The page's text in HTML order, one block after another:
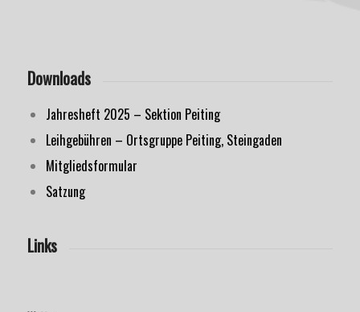
Downloads
Jahresheft 2025 – Sektion Peiting
Leihgebühren – Ortsgruppe Peiting, Steingaden
Mitgliedsformular
Satzung
Links